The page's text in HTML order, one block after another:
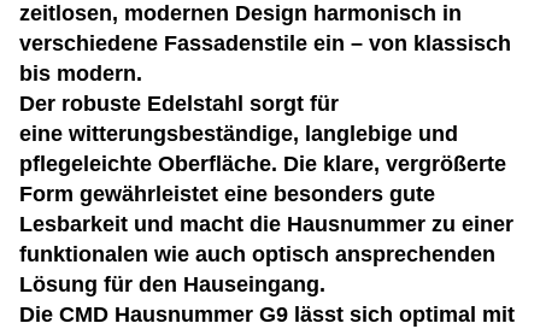
zeitlosen, modernen Design harmonisch in
verschiedene Fassadenstile ein – von klassisch
bis modern.
Der robuste Edelstahl sorgt für
eine witterungsbeständige, langlebige und
pflegeleichte Oberfläche. Die klare, vergrößerte
Form gewährleistet eine besonders gute
Lesbarkeit und macht die Hausnummer zu einer
funktionalen wie auch optisch ansprechenden
Lösung für den Hauseingang.
Die CMD Hausnummer G9 lässt sich optimal mit